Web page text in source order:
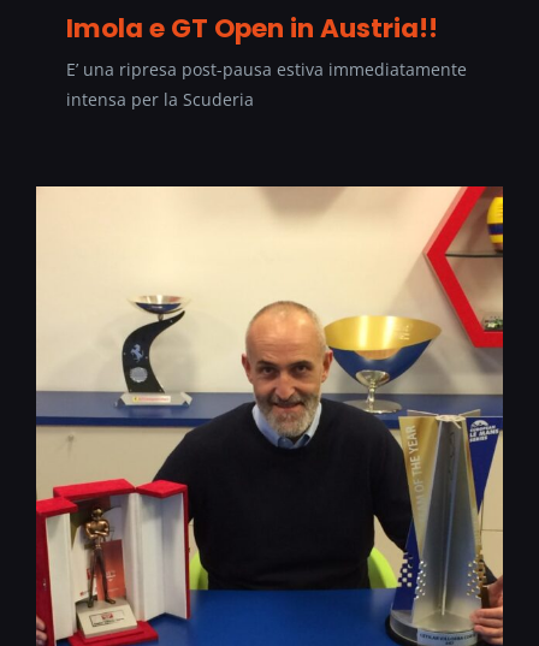
Imola e GT Open in Austria!!
E’ una ripresa post-pausa estiva immediatamente
intensa per la Scuderia